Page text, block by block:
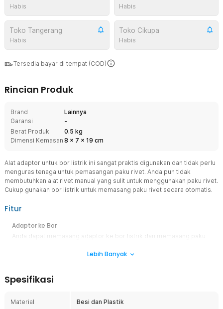
Habis Habis
Toko Tangerang
Habis
Toko Cikupa
Habis
Tersedia bayar di tempat (COD)
Rincian Produk
Brand
Lainnya
Garansi
-
Berat Produk
0.5 kg
Dimensi Kemasan 8 x 7 x 19 cm
Alat adaptor untuk bor listrik ini sangat praktis digunakan dan tidak perlu
menguras tenaga untuk pemasangan paku rivet. Anda pun tidak
membutuhkan alat rivet manual yang sulit untuk menggunakan paku rivet.
Cukup gunakan bor listrik untuk memasang paku rivet secara otomatis.
Fitur
Adaptor ke Bor
Anda dapat memasang adaptor ke bor listrik dan memasang paku
tidak perlu repot memasang rivet secara manual.
Kombinasi material besi dan plastik menjamin ketahanan dan
sehingga adaptor ini dapat digunakan untuk jangka waktu yang
Lebih Banyak
Spesifikasi
Material Besi dan Plastik